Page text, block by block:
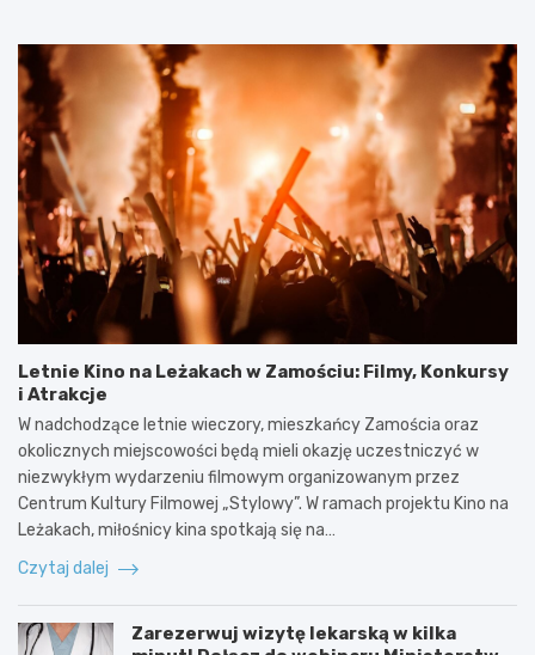
Letnie Kino na Leżakach w Zamościu: Filmy, Konkursy
i Atrakcje
W nadchodzące letnie wieczory, mieszkańcy Zamościa oraz
okolicznych miejscowości będą mieli okazję uczestniczyć w
niezwykłym wydarzeniu filmowym organizowanym przez
Centrum Kultury Filmowej „Stylowy”. W ramach projektu Kino na
Leżakach, miłośnicy kina spotkają się na…
Czytaj dalej
Zarezerwuj wizytę lekarską w kilka